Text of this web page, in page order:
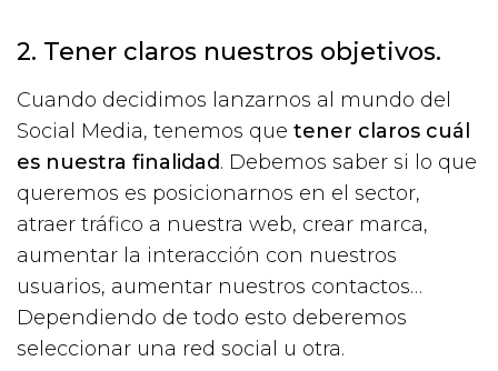
2. Tener claros nuestros objetivos.
Cuando decidimos lanzarnos al mundo del
Social Media, tenemos que tener claros cuál
es nuestra finalidad. Debemos saber si lo que
queremos es posicionarnos en el sector,
atraer tráfico a nuestra web, crear marca,
aumentar la interacción con nuestros
usuarios, aumentar nuestros contactos…
Dependiendo de todo esto deberemos
seleccionar una red social u otra.